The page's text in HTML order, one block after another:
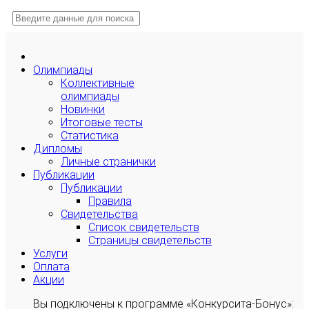
Олимпиады
Коллективные
олимпиады
Новинки
Итоговые тесты
Статистика
Дипломы
Личные странички
Публикации
Публикации
Правила
Свидетельства
Список свидетельств
Страницы свидетельств
Услуги
Оплата
Акции
Вы подключены к программе «Конкурсита-Бонус»: